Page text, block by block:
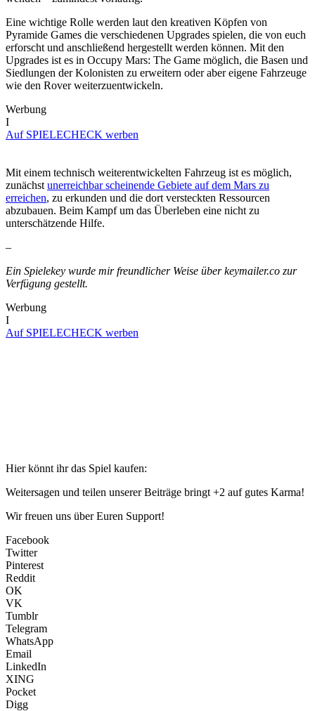
Eine wichtige Rolle werden laut den kreativen Köpfen von
Pyramide Games die verschiedenen Upgrades spielen, die von euch
erforscht und anschließend hergestellt werden können. Mit den
Upgrades ist es in Occupy Mars: The Game möglich, die Basen und
Siedlungen der Kolonisten zu erweitern oder aber eigene Fahrzeuge
wie den Rover weiterzuentwickeln.
Werbung
I
Auf SPIELECHECK werben
Mit einem technisch weiterentwickelten Fahrzeug ist es möglich,
zunächst unerreichbar scheinende Gebiete auf dem Mars zu
erreichen, zu erkunden und die dort versteckten Ressourcen
abzubauen. Beim Kampf um das Überleben eine nicht zu
unterschätzende Hilfe.
–
Ein Spielekey wurde mir freundlicher Weise über keymailer.co zur
Verfügung gestellt.
Werbung
I
Auf SPIELECHECK werben
Hier könnt ihr das Spiel kaufen:
Weitersagen und teilen unserer Beiträge bringt +2 auf gutes Karma!
Wir freuen uns über Euren Support!
Facebook
Twitter
Pinterest
Reddit
OK
VK
Tumblr
Telegram
WhatsApp
Email
LinkedIn
XING
Pocket
Digg